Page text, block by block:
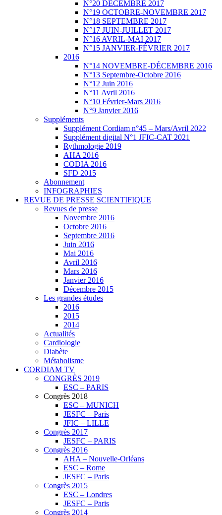
N°20 DÉCEMBRE 2017
N°19 OCTOBRE-NOVEMBRE 2017
N°18 SEPTEMBRE 2017
N°17 JUIN-JUILLET 2017
N°16 AVRIL-MAI 2017
N°15 JANVIER-FÉVRIER 2017
2016
N°14 NOVEMBRE-DÉCEMBRE 2016
N°13 Septembre-Octobre 2016
N°12 Juin 2016
N°11 Avril 2016
N°10 Février-Mars 2016
N°9 Janvier 2016
Suppléments
Supplément Cordiam n°45 – Mars/Avril 2022
Supplément digital N°1 JFIC-CAT 2021
Rythmologie 2019
AHA 2016
CODIA 2016
SFD 2015
Abonnement
INFOGRAPHIES
REVUE DE PRESSE SCIENTIFIQUE
Revues de presse
Novembre 2016
Octobre 2016
Septembre 2016
Juin 2016
Mai 2016
Avril 2016
Mars 2016
Janvier 2016
Décembre 2015
Les grandes études
2016
2015
2014
Actualités
Cardiologie
Diabète
Métabolisme
CORDIAM TV
CONGRÈS 2019
ESC – PARIS
Congrès 2018
ESC – MUNICH
JESFC – Paris
JFIC – LILLE
Congrès 2017
JESFC – PARIS
Congrès 2016
AHA – Nouvelle-Orléans
ESC – Rome
JESFC – Paris
Congrès 2015
ESC – Londres
JESFC – Paris
Congrès 2014